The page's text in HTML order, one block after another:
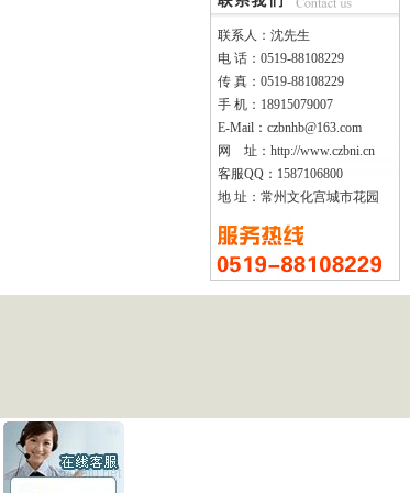
联系人：沈先生
电 话：0519-88108229
传 真：0519-88108229
手 机：18915079007
E-Mail：czbnhb@163.com
网 址：http://www.czbni.cn
客服QQ：1587106800
地 址：常州文化宫城市花园